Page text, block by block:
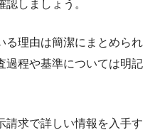
しましょう。
る理由は簡潔にまとめられ
過程や基準については明記
請求で詳しい情報を入手す